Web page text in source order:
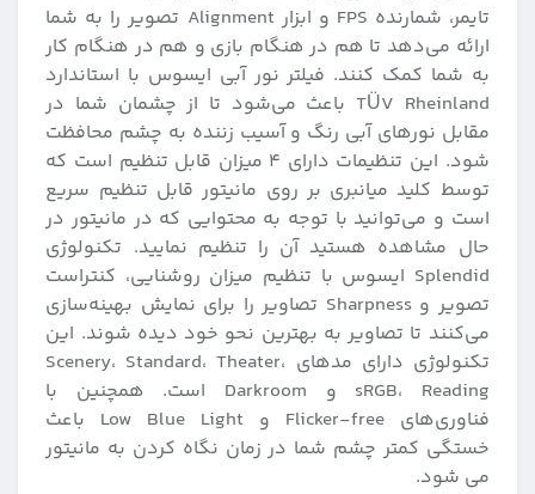
تایمر، شمارنده FPS و ابزار Alignment تصویر را به شما
ارائه می‌دهد تا هم در هنگام بازی و هم در هنگام کار
به شما کمک کنند. فیلتر نور آبی ایسوس با استاندارد
TÜV Rheinland باعث می‌شود تا از چشمان شما در
مقابل نورهای آبی رنگ و آسیب زننده به چشم محافظت
شود. این تنظیمات دارای ۴ میزان قابل تنظیم است که
توسط کلید میانبری بر روی مانیتور قابل تنظیم سریع
است و می‌توانید با توجه به محتوایی که در مانیتور در
حال مشاهده هستید آن را تنظیم نمایید. تکنولوژی
Splendid ایسوس با تنظیم میزان روشنایی، کنتراست
تصویر و Sharpness تصاویر را برای نمایش بهینه‌سازی
می‌کنند تا تصاویر به بهترین نحو خود دیده شوند. این
تکنولوژی دارای مد‌های ‌Scenery، Standard، Theater،
sRGB، Reading و Darkroom است. همچنین با
فناوری‌های Flicker-free و Low Blue Light باعث
خستگی کمتر چشم شما در زمان نگاه کردن به مانیتور
می شود.